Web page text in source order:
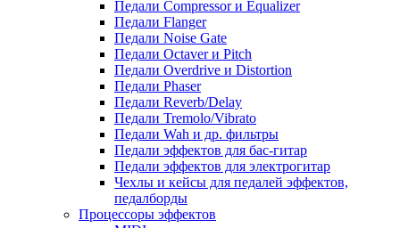
Педали Compressor и Equalizer
Педали Flanger
Педали Noise Gate
Педали Octaver и Pitch
Педали Overdrive и Distortion
Педали Phaser
Педали Reverb/Delay
Педали Tremolo/Vibrato
Педали Wah и др. фильтры
Педали эффектов для бас-гитар
Педали эффектов для электрогитар
Чехлы и кейсы для педалей эффектов,
педалборды
Процессоры эффектов